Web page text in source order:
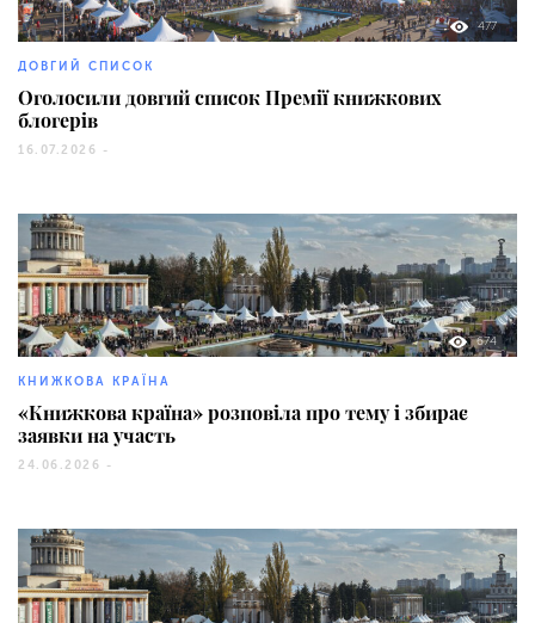
477
ДОВГИЙ СПИСОК
Оголосили довгий список Премії книжкових
блогерів
16.07.2026 -
674
КНИЖКОВА КРАЇНА
«Книжкова країна» розповіла про тему і збирає
заявки на участь
24.06.2026 -